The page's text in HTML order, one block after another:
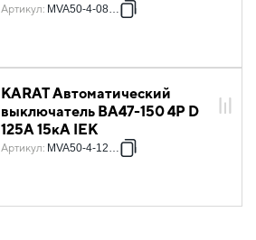
Артикул: MVA50-4-080-D
KARAT Автоматический
выключатель ВА47-150 4P D
125А 15кА IEK
Артикул: MVA50-4-125-D